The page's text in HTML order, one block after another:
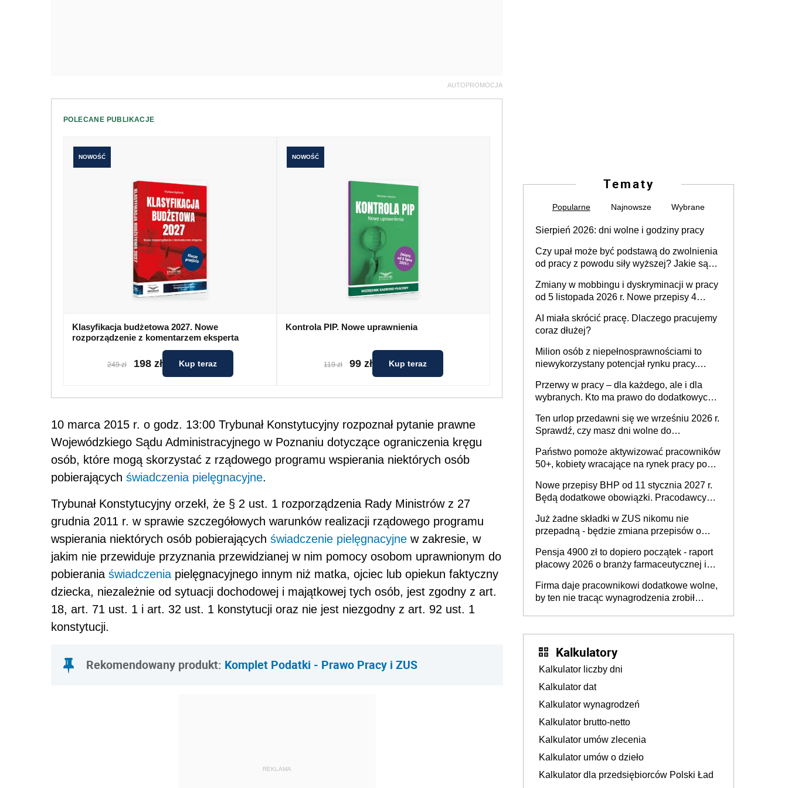
AUTOPROMOCJA
POLECANE PUBLIKACJE
NOWOŚĆ
Klasyfikacja budżetowa 2027. Nowe
rozporządzenie z komentarzem eksperta
249 zł 198 zł Kup teraz
NOWOŚĆ
Kontrola PIP. Nowe uprawnienia
119 zł 99 zł Kup teraz
10 marca 2015 r. o godz. 13:00 Trybunał Konstytucyjny rozpoznał pytanie prawne
Wojewódzkiego Sądu Administracyjnego w Poznaniu dotyczące ograniczenia kręgu
osób, które mogą skorzystać z rządowego programu wspierania niektórych osób
pobierających świadczenia pielęgnacyjne.
Trybunał Konstytucyjny orzekł, że § 2 ust. 1 rozporządzenia Rady Ministrów z 27
grudnia 2011 r. w sprawie szczegółowych warunków realizacji rządowego programu
wspierania niektórych osób pobierających świadczenie pielęgnacyjne w zakresie, w
jakim nie przewiduje przyznania przewidzianej w nim pomocy osobom uprawnionym do
pobierania świadczeniapielęgnacyjnego innym niż matka, ojciec lub opiekun faktyczny
dziecka, niezależnie od sytuacji dochodowej i majątkowej tych osób, jest zgodny z art.
18, art. 71 ust. 1 i art. 32 ust. 1 konstytucji oraz nie jest niezgodny z art. 92 ust. 1
konstytucji.
Rekomendowany produkt: Komplet Podatki - Prawo Pracy i ZUS
REKLAMA
Tematy
Popularne Najnowsze Wybrane
Sierpień 2026: dni wolne i godziny pracy
Czy upał może być podstawą do zwolnienia
od pracy z powodu siły wyższej? Jakie są
Zmiany w mobbingu i dyskryminacji w pracy
od 5 listopada 2026 r. Nowe przepisy 4
Ustaw
AI miała skrócić pracę. Dlaczego pracujemy
coraz dłużej?
Milion osób z niepełnosprawnościami to
niewykorzystany potencjał rynku pracy.
dofinansowań czy refundacji, ale bariery po
stronie systemu i świadomości
pracodawców [WYWIAD]
Przerwy w pracy – dla każdego, ale i dla
wybranych. Kto ma prawo do dodatkowych
Ten urlop przedawni się we wrześniu 2026 r.
Sprawdź, czy masz dni wolne do
Państwo pomoże aktywizować pracowników
50+, kobiety wracające na rynek pracy po
osoby neuroatypowe. Powstanie Fundusz
na rzecz Inkluzywności w Zatrudnianiu?
Nowe przepisy BHP od 11 stycznia 2027 r.
Będą dodatkowe obowiązki. Pracodawcy
Już żadne składki w ZUS nikomu nie
przepadną - będzie zmiana przepisów o
ubezpieczeniom społecznym
Pensja 4900 zł to dopiero początek - raport
płacowy 2026 o branży farmaceutycznej i
Firma daje pracownikowi dodatkowe wolne,
by ten nie tracąc wynagrodzenia zrobił
Kalkulatory
Kalkulator liczby dni
Kalkulator dat
Kalkulator wynagrodzeń
Kalkulator brutto-netto
Kalkulator umów zlecenia
Kalkulator umów o dzieło
Kalkulator dla przedsiębiorców Polski Ład